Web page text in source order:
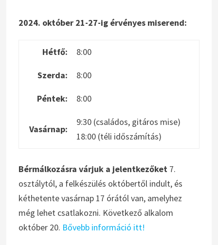
2024. október 21-27-ig érvényes miserend:
Hétfő: 8:00
Szerda: 8:00
Péntek: 8:00
Vasárnap:
9:30 (családos, gitáros mise)
18:00 (téli időszámítás)
Bérmálkozásra várjuk a jelentkezőket 7.
osztálytól, a felkészülés októbertől indult, és
kéthetente vasárnap 17 órától van, amelyhez
még lehet csatlakozni. Következő alkalom
október 20. Bővebb információ itt!